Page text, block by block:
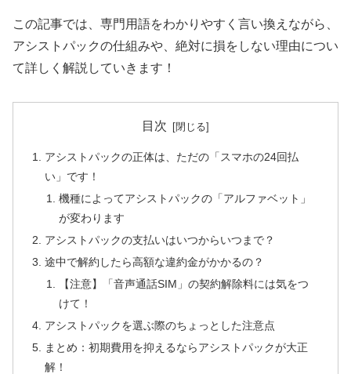
この記事では、専門用語をわかりやすく言い換えながら、
アシストパックの仕組みや、絶対に損をしない理由につい
て詳しく解説していきます！
目次
アシストパックの正体は、ただの「スマホの24回払
い」です！
機種によってアシストパックの「アルファベット」
が変わります
アシストパックの支払いはいつからいつまで？
途中で解約したら高額な違約金がかかるの？
【注意】「音声通話SIM」の契約解除料には気をつ
けて！
アシストパックを選ぶ際のちょっとした注意点
まとめ：初期費用を抑えるならアシストパックが大正
解！